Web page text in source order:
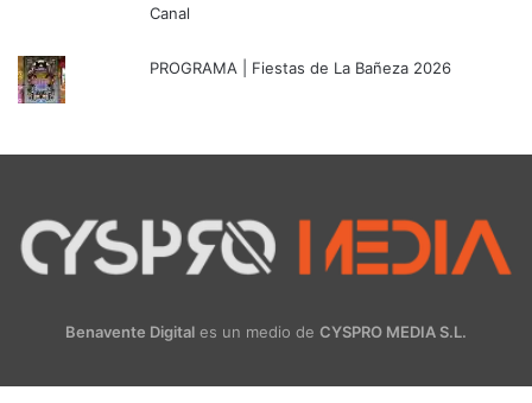
Canal
PROGRAMA | Fiestas de La Bañeza 2026
Benavente Digital es un medio de CYSPRO MEDIA S.L.